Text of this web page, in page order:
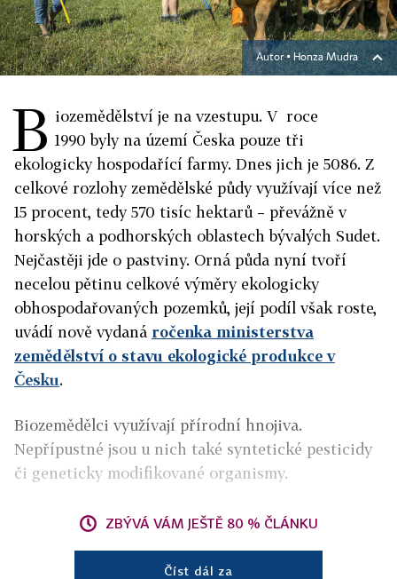
Autor ▪ Honza Mudra
B iozemědělství je na vzestupu. V roce
1990 byly na území Česka pouze tři
ekologicky hospodařící farmy. Dnes jich je 5086. Z
celkové rozlohy zemědělské půdy využívají více než
15 procent, tedy 570 tisíc hektarů – převážně v
horských a podhorských oblastech bývalých Sudet.
Nejčastěji jde o pastviny. Orná půda nyní tvoří
necelou pětinu celkové výměry ekologicky
obhospodařovaných pozemků, její podíl však roste,
uvádí nově vydaná ročenka ministerstva
zemědělství o stavu ekologické produkce v
Česku.
Biozemědělci využívají přírodní hnojiva.
Nepřípustné jsou u nich také syntetické pesticidy
či geneticky modifikované organismy.
ZBÝVÁ VÁM JEŠTĚ 80 % ČLÁNKU
Číst dál za